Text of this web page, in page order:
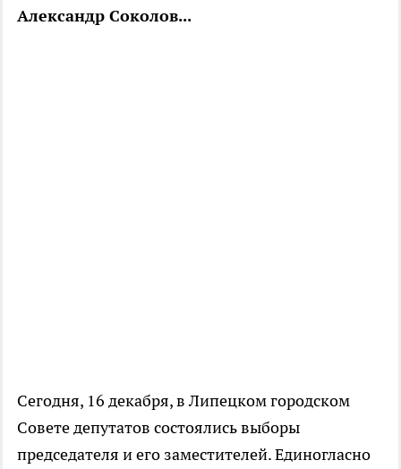
Александр Соколов...
Сегодня, 16 декабря, в Липецком городском
Совете депутатов состоялись выборы
председателя и его заместителей. Единогласно